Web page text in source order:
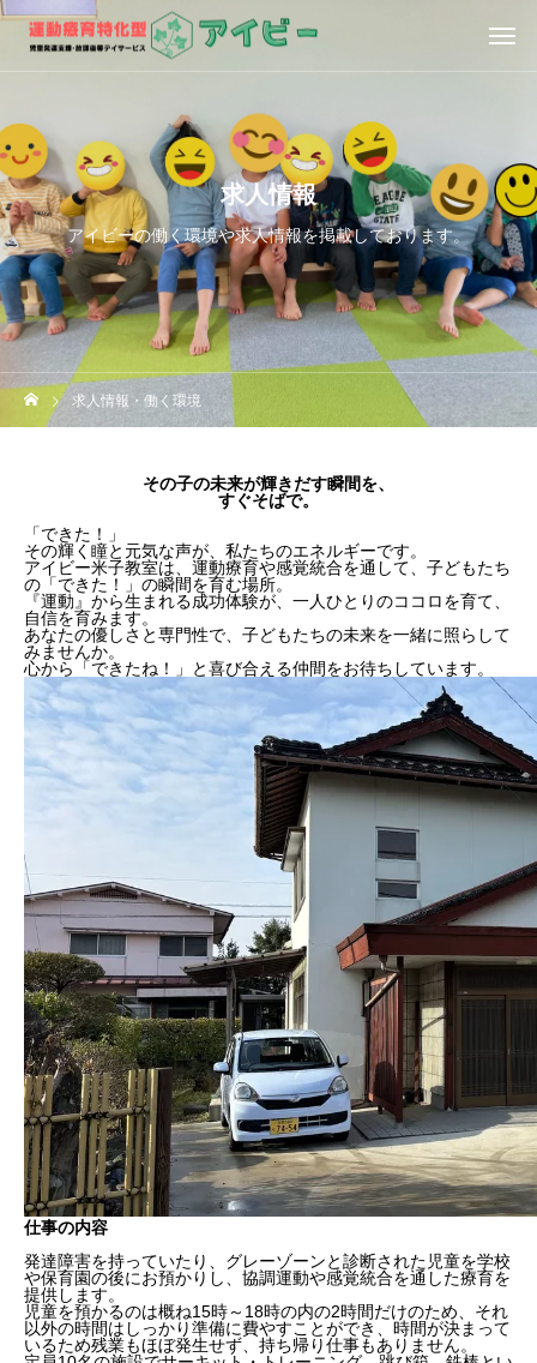
求人情報
アイビーの働く環境や求人情報を掲載しております。
求人情報・働く環境
その子の未来が輝きだす瞬間を、
すぐそばで。
「できた！」
その輝く瞳と元気な声が、私たちのエネルギーです。
アイビー米子教室は、運動療育や感覚統合を通して、子どもたち
の「できた！」の瞬間を育む場所。
『運動』から生まれる成功体験が、一人ひとりのココロを育て、
自信を育みます。
あなたの優しさと専門性で、子どもたちの未来を一緒に照らして
みませんか。
心から「できたね！」と喜び合える仲間をお待ちしています。
仕事の内容
発達障害を持っていたり、グレーゾーンと診断された児童を学校
や保育園の後にお預かりし、協調運動や感覚統合を通した療育を
提供します。
児童を預かるのは概ね15時～18時の内の2時間だけのため、それ
以外の時間はしっかり準備に費やすことができ、時間が決まって
いるため残業もほぼ発生せず、持ち帰り仕事もありません。